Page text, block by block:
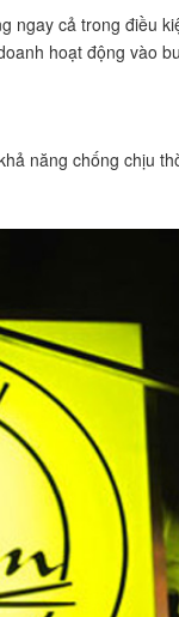
ngay cả trong điều
hoạt động vào
năng chống chịu